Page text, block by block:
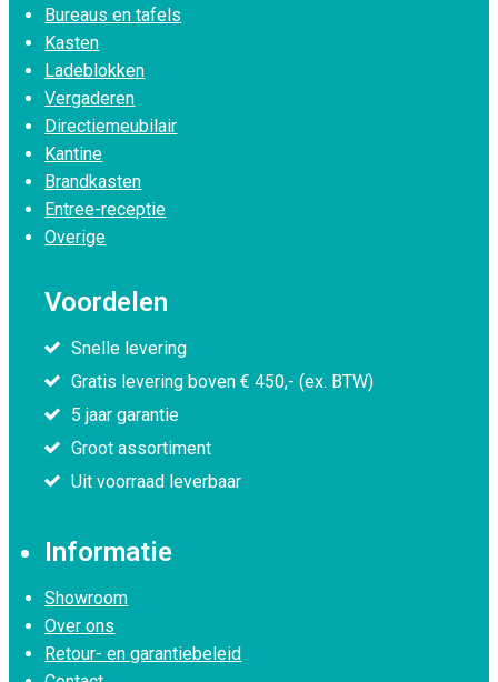
Bureaus en tafels
Kasten
Ladeblokken
Vergaderen
Directiemeubilair
Kantine
Brandkasten
Entree-receptie
Overige
Voordelen
Snelle levering
Gratis levering boven € 450,- (ex. BTW)
5 jaar garantie
Groot assortiment
Uit voorraad leverbaar
Informatie
Showroom
Over ons
Retour- en garantiebeleid